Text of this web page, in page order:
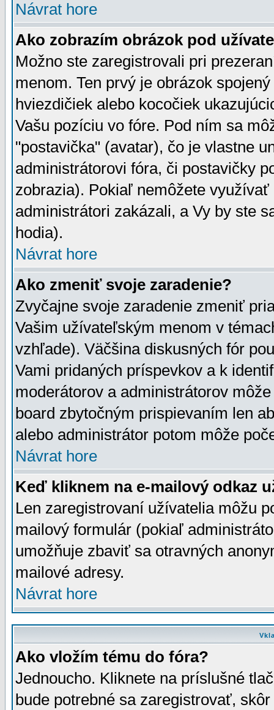
Návrat hore
Ako zobrazím obrázok pod
Možno ste zaregistrovali pri
menom. Ten prvý je obrázok
hviezdičiek alebo kocočiek
Vašu pozíciu vo fóre. Pod ním sa
"postavička" (avatar), čo je vlastne
administrátorovi fóra, či postavičky
zobrazia). Pokiaľ nemôžete
administrátori zakázali, a Vy by ste
hodia).
Návrat hore
Ako zmeniť svoje zaradenie?
Zvyčajne svoje zaradenie zmeniť
Vašim užívateľským menom v
vzhľade). Väčšina diskusných fór
Vami pridaných príspevkov a k
moderátorov a administrátorov
board zbytočným prispievaním len
alebo administrátor potom môže
Návrat hore
Keď kliknem na e-mailový odkaz
Len zaregistrovaní užívatelia môžu
mailový formulár (pokiaľ
umožňuje zbaviť sa otravných
mailové adresy.
Návrat hore
Ako vložím tému do fóra?
Jednoucho. Kliknete na príslušné
bude potrebné sa zaregistrovať,